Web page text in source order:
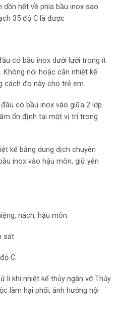
dồn hết về phía bầu inox sao
35 độ C là được
có bầu inox dưới lưỡi trong ít
Không nói hoặc cắn nhiệt kế
cách đo này cho trẻ em.
có bầu inox vào giữa 2 lớp
ổn định tại một vị trí trong
kế bằng dung dịch chuyên
inox vào hậu môn, giữ yên
nách, hậu môn.
sát.
C.
lí khi nhiệt kế thủy ngân vỡ Thủy
làm hại phổi, ảnh hưởng nội